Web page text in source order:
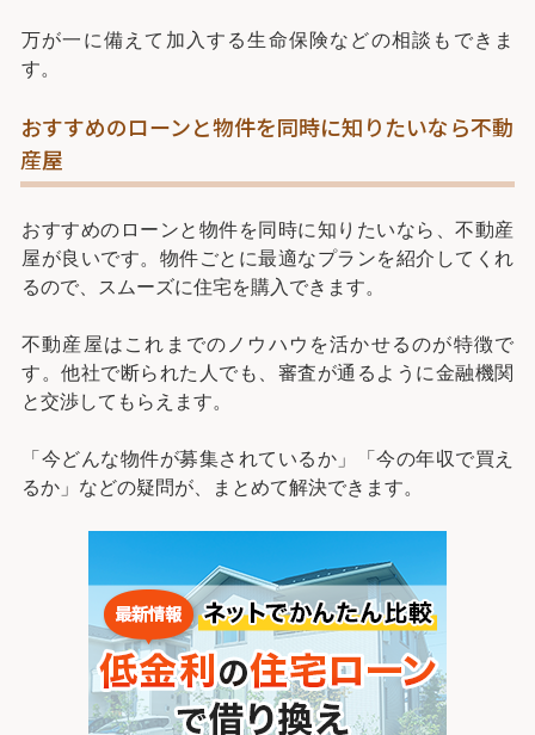
万が一に備えて加入する生命保険などの相談もできま
す。
おすすめのローンと物件を同時に知りたいなら不動
産屋
おすすめのローンと物件を同時に知りたいなら、不動産
屋が良いです。物件ごとに最適なプランを紹介してくれ
るので、スムーズに住宅を購入できます。
不動産屋はこれまでのノウハウを活かせるのが特徴で
す。他社で断られた人でも、審査が通るように金融機関
と交渉してもらえます。
「今どんな物件が募集されているか」「今の年収で買え
るか」などの疑問が、まとめて解決できます。